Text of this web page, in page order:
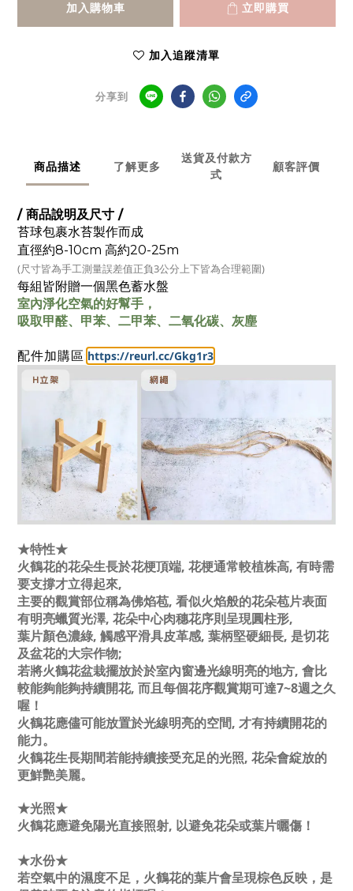
加入購物車 立即購買
加入追蹤清單
分享到
商品描述 了解更多
送貨及付款方
式
顧客評價
/ 商品說明及尺寸 /
苔球包裹水苔製作而成
直徑約8-10cm 高約20-25m
(尺寸皆為手工測量誤差值正負3公分上下皆為合理範圍)
每組皆附贈一個黑色蓄水盤
室內淨化空氣的好幫手，
吸取甲醛、甲苯、二甲苯、二氧化碳、灰塵
配件加購區 https://reurl.cc/Gkg1r3
★特性★
火鶴花的花朵生長於花梗頂端, 花梗通常較植株高, 有時需
要支撐才立得起來,
主要的觀賞部位稱為佛焰苞, 看似火焰般的花朵苞片表面
有明亮蠟質光澤, 花朵中心肉穗花序則呈現圓柱形,
葉片顏色濃綠, 觸感平滑具皮革感, 葉柄堅硬細長, 是切花
及盆花的大宗作物;
若將火鶴花盆栽擺放於於室內窗邊光線明亮的地方, 會比
較能夠能夠持續開花, 而且每個花序觀賞期可達7~8週之久
喔！
火鶴花應儘可能放置於光線明亮的空間, 才有持續開花的
能力。
火鶴花生長期間若能持續接受充足的光照, 花朵會綻放的
更鮮艷美麗。
★光照★
火鶴花應避免陽光直接照射, 以避免花朵或葉片曬傷！
★水份★
若空氣中的濕度不足，火鶴花的葉片會呈現棕色反映，是